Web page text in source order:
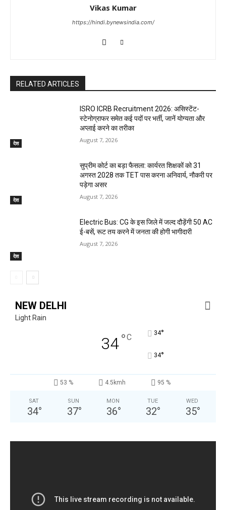
Vikas Kumar
https://hindi.bynewsindia.com/
RELATED ARTICLES
देश
ISRO ICRB Recruitment 2026: असिस्टेंट-
स्टेनोग्राफर समेत कई पदों पर भर्ती, जानें योग्यता और
अप्लाई करने का तरीका
August 7, 2026
देश
सुप्रीम कोर्ट का बड़ा फैसला: कार्यरत शिक्षकों को 31
अगस्त 2028 तक TET पास करना अनिवार्य, नौकरी पर
पड़ेगा असर
August 7, 2026
देश
Electric Bus: CG के इस जिले में जल्द दौड़ेंगी 50 AC
ई-बसें, रूट तय करने में जनता की होगी भागीदारी
August 7, 2026
NEW DELHI
Light Rain
34°C 34°
34°
53 % 4.5kmh 95 %
SAT
34°
SUN
37°
MON
36°
TUE
32°
WED
35°